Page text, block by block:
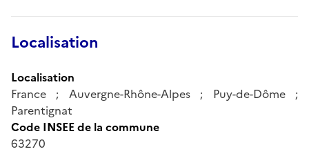
Localisation
Localisation
France ; Auvergne-Rhône-Alpes ; Puy-de-Dôme ;
Parentignat
Code INSEE de la commune
63270